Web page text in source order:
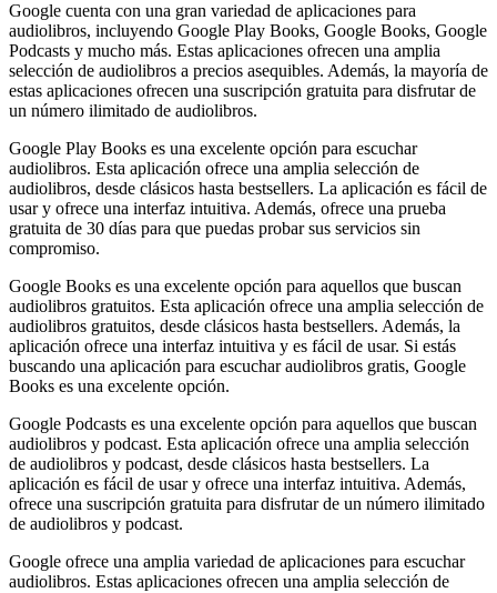
Google cuenta con una gran variedad de aplicaciones para
audiolibros, incluyendo Google Play Books, Google Books, Google
Podcasts y mucho más. Estas aplicaciones ofrecen una amplia
selección de audiolibros a precios asequibles. Además, la mayoría de
estas aplicaciones ofrecen una suscripción gratuita para disfrutar de
un número ilimitado de audiolibros.
Google Play Books es una excelente opción para escuchar
audiolibros. Esta aplicación ofrece una amplia selección de
audiolibros, desde clásicos hasta bestsellers. La aplicación es fácil de
usar y ofrece una interfaz intuitiva. Además, ofrece una prueba
gratuita de 30 días para que puedas probar sus servicios sin
compromiso.
Google Books es una excelente opción para aquellos que buscan
audiolibros gratuitos. Esta aplicación ofrece una amplia selección de
audiolibros gratuitos, desde clásicos hasta bestsellers. Además, la
aplicación ofrece una interfaz intuitiva y es fácil de usar. Si estás
buscando una aplicación para escuchar audiolibros gratis, Google
Books es una excelente opción.
Google Podcasts es una excelente opción para aquellos que buscan
audiolibros y podcast. Esta aplicación ofrece una amplia selección
de audiolibros y podcast, desde clásicos hasta bestsellers. La
aplicación es fácil de usar y ofrece una interfaz intuitiva. Además,
ofrece una suscripción gratuita para disfrutar de un número ilimitado
de audiolibros y podcast.
Google ofrece una amplia variedad de aplicaciones para escuchar
audiolibros. Estas aplicaciones ofrecen una amplia selección de